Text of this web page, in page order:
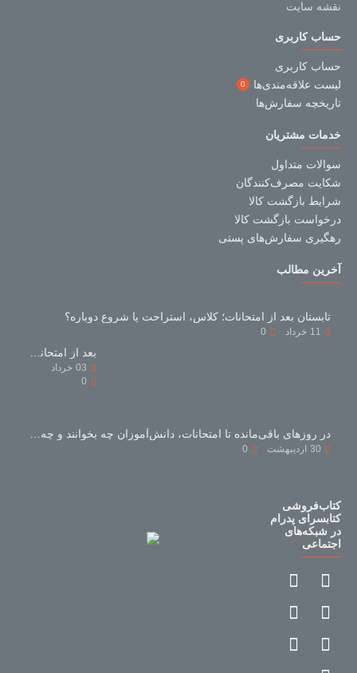
نقشه سایت
حساب کاربری
حساب کاربری
لیست علاقه‌مندی‌ها
0
تاریخچه سفارش‌ها
خدمات مشتریان
سوالات متداول
شکایت مصرف‌کنندگان
شرایط بازگشت کالا
درخواست بازگشت کالا
رهگیری سفارش‌های پستی
آخرین مطالب
تابستان بعد از امتحانات؛ کلاس، استراحت یا شروع دوباره؟
11 خرداد 0
03 خرداد
0
30 اردیبهشت 0
کتاب‌فروشی
کتابسرای پدرام
در شبکه‌های
اجتماعی